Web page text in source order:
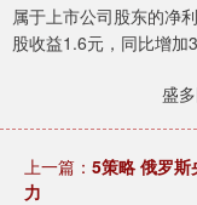
属于上市公司股东的净
股收益1.6元，同比增加
盛
上一篇： 5策略 俄罗斯
力